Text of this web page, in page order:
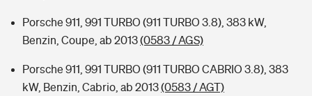
Porsche 911, 991 TURBO (911 TURBO 3.8), 383 kW,
Benzin, Coupe, ab 2013(0583 / AGS)
Porsche 911, 991 TURBO (911 TURBO CABRIO 3.8), 383
kW, Benzin, Cabrio, ab 2013(0583 / AGT)